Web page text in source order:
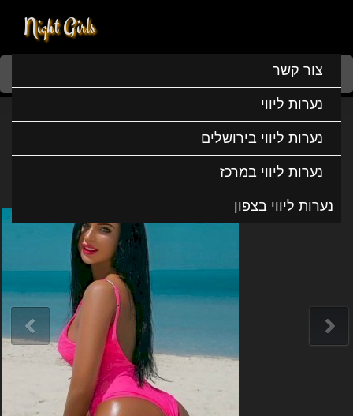
Night Girls
צור קשר
נערות ליווי
נערות ליווי בירושלים
נערות ליווי במרכז
נערות ליווי בצפון
Home
אופל היא פשוט פנטסטית
אופל היא פשוט פנטסטית